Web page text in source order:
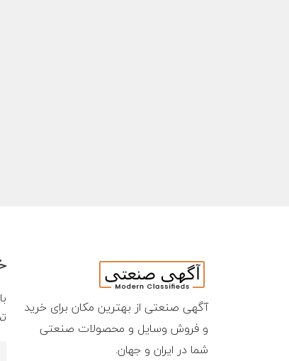
آگهی صنعتی از بهترین مکان برای خرید
و فروش وسایل و محصولات صنعتی
شما در ایران و جهان.